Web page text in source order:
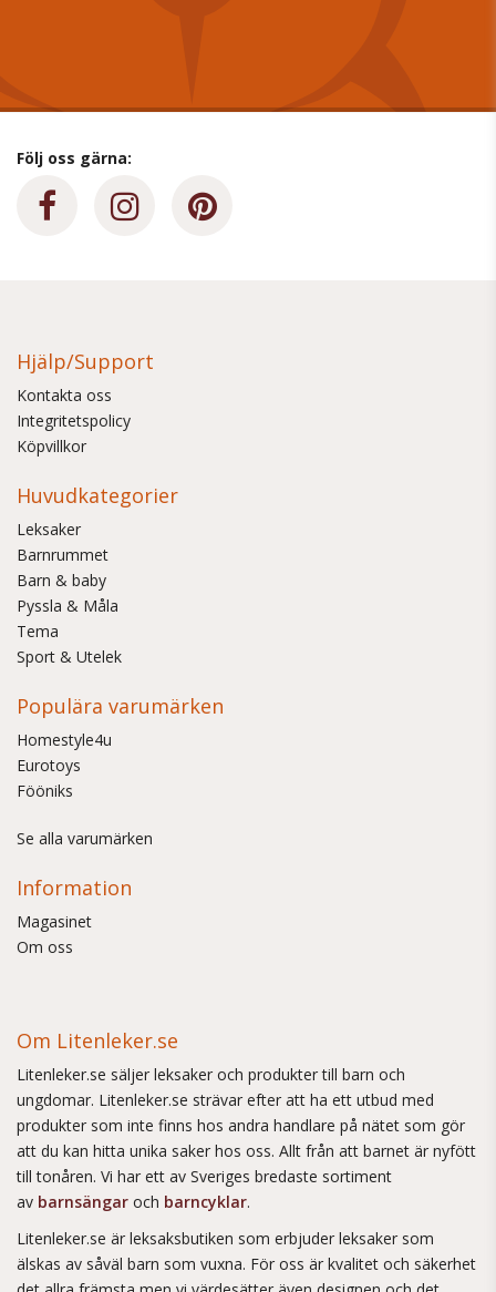
Följ oss gärna:
Hjälp/Support
Kontakta oss
Integritetspolicy
Köpvillkor
Huvudkategorier
Leksaker
Barnrummet
Barn & baby
Pyssla & Måla
Tema
Sport & Utelek
Populära varumärken
Homestyle4u
Eurotoys
Fööniks
Se alla varumärken
Information
Magasinet
Om oss
Om Litenleker.se
Litenleker.se säljer leksaker och produkter till barn och
ungdomar. Litenleker.se strävar efter att ha ett utbud med
produkter som inte finns hos andra handlare på nätet som gör
att du kan hitta unika saker hos oss. Allt från att barnet är nyfött
till tonåren. Vi har ett av Sveriges bredaste sortiment
av barnsängar och barncyklar.
Litenleker.se är leksaksbutiken som erbjuder leksaker som
älskas av såväl barn som vuxna. För oss är kvalitet och säkerhet